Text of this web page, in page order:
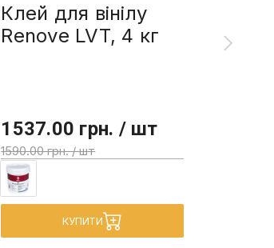
Клей для вінілу
Renove LVT, 4 кг
1537.00 грн. / шт
1590.00 грн. / шт
КУПИТИ